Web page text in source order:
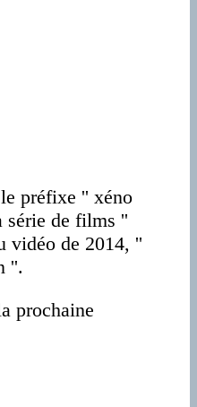
préfixe '' xéno
série de films ''
vidéo de 2014, ''
''.
prochaine